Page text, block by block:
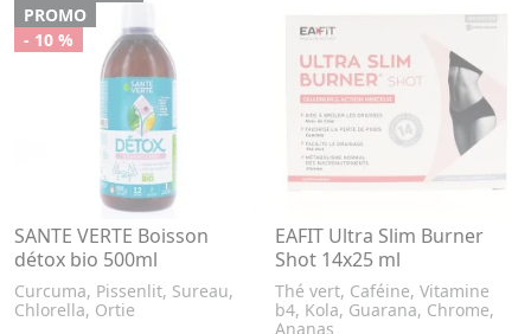
PROMO
- 10 %
SANTE VERTE Boisson
détox bio 500ml
Curcuma, Pissenlit, Sureau,
Chlorella, Ortie
EAFIT Ultra Slim Burner
Shot 14x25 ml
Thé vert, Caféine, Vitamine
b4, Kola, Guarana, Chrome,
Ananas